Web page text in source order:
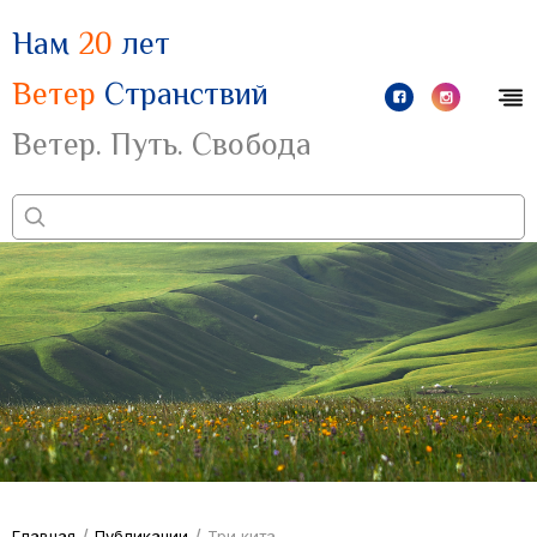
Нам 20 лет
Ветер Странствий
Ветер. Путь. Свобода